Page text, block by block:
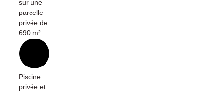
sur une
parcelle
privée de
690 m²
Piscine
privée et